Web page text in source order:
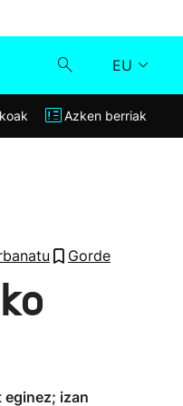
EU
Klisk
Azken berriak
Gorde
izan